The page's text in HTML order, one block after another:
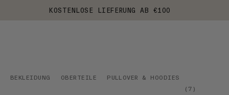
KOSTENLOSE LIEFERUNG AB €100
BEKLEIDUNG OBERTEILE
PULLOVER & HOODIES
( 7 )